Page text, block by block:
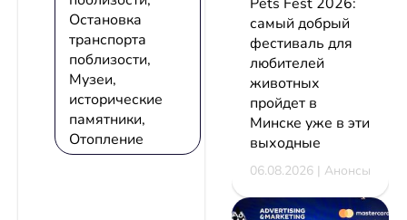
Остановка
транспорта
поблизости,
Музеи,
исторические
памятники,
Отопление
самый добрый
фестиваль для
любителей
животных
пройдет в
Минске уже в эти
выходные
06.08.2026 | Анонсы